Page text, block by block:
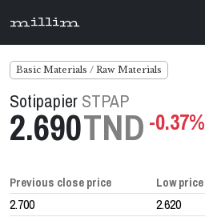
millim
Basic Materials / Raw Materials
Sotipapier STPAP
2.690TND -0.37%
Previous close price Low price
2.700 2.620